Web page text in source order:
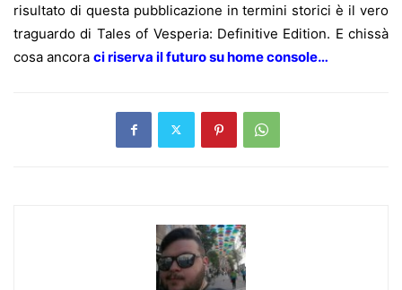
risultato di questa pubblicazione in termini storici è il vero
traguardo di Tales of Vesperia: Definitive Edition. E chissà
cosa ancora ci riserva il futuro su home console…